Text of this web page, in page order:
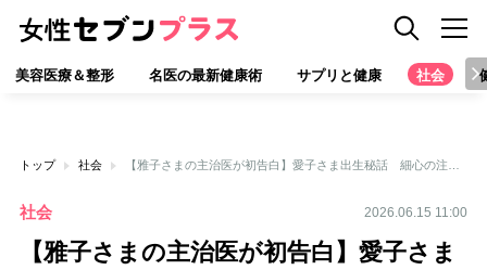
美容医療＆整形 名医の最新健康術 サプリと健康 社会
トップ 社会
社会 2026.06.15 11:00
【雅子さまの主治医が初告白】愛子さま